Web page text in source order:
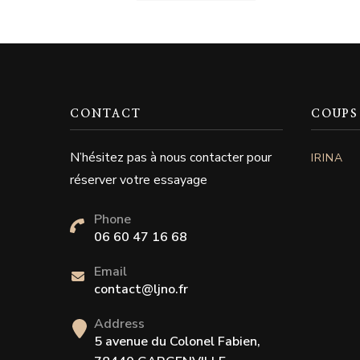
CONTACT
N’hésitez pas à nous contacter pour
réserver votre essayage
Phone
06 60 47 16 68
Email
contact@ljno.fr
Address
5 avenue du Colonel Fabien,
IRINA